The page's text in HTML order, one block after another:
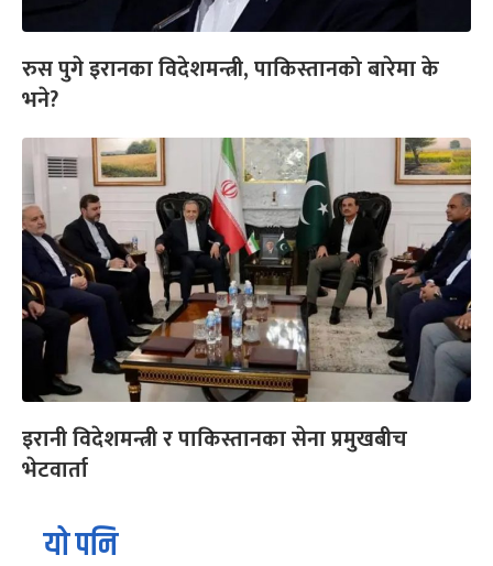
रुस पुगे इरानका विदेशमन्त्री, पाकिस्तानको बारेमा के
भने?
इरानी विदेशमन्त्री र पाकिस्तानका सेना प्रमुखबीच
भेटवार्ता
यो पनि